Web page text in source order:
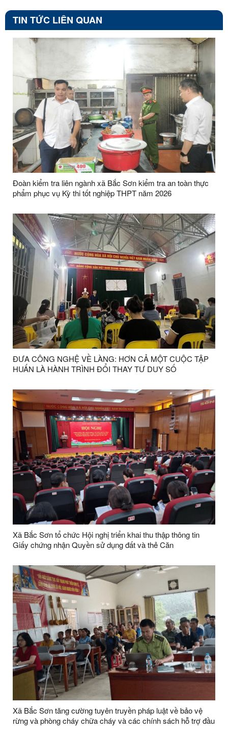
TIN TỨC LIÊN QUAN
Đoàn kiểm tra liên ngành xã Bắc Sơn kiểm tra an toàn thực
phẩm phục vụ Kỳ thi tốt nghiệp THPT năm 2026
ĐƯA CÔNG NGHỆ VỀ LÀNG: HƠN CẢ MỘT CUỘC TẬP
HUẤN LÀ HÀNH TRÌNH ĐỔI THAY TƯ DUY SỐ
Xã Bắc Sơn tổ chức Hội nghị triển khai thu thập thông tin
Giấy chứng nhận Quyền sử dụng đất và thẻ Căn
bàn xã
Xã Bắc Sơn tăng cường tuyên truyền pháp luật về bảo vệ
rừng và phòng cháy chữa cháy và các chính sách hỗ trợ đầu